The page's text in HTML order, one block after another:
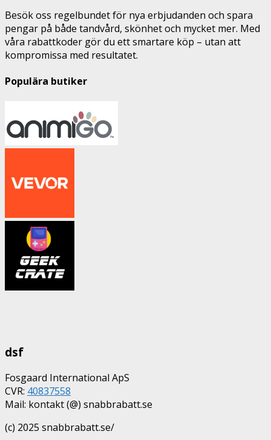
Besök oss regelbundet för nya erbjudanden och spara
pengar på både tandvård, skönhet och mycket mer. Med
våra rabattkoder gör du ett smartare köp – utan att
kompromissa med resultatet.
Populära butiker
dsf
Fosgaard International ApS
CVR: 40837558
Mail: kontakt (@) snabbrabatt.se
(c) 2025 snabbrabatt.se/